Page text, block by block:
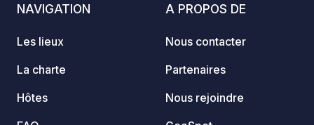
bois, bivouacs et emplacements pour
coup sûr votre bonheur. Orléans se
trouve à moins de 40 km du camping.
NAVIGATION
Les lieux
La charte
Hôtes
A PROPOS DE
Nous contacter
Partenaires
Nous rejoindre